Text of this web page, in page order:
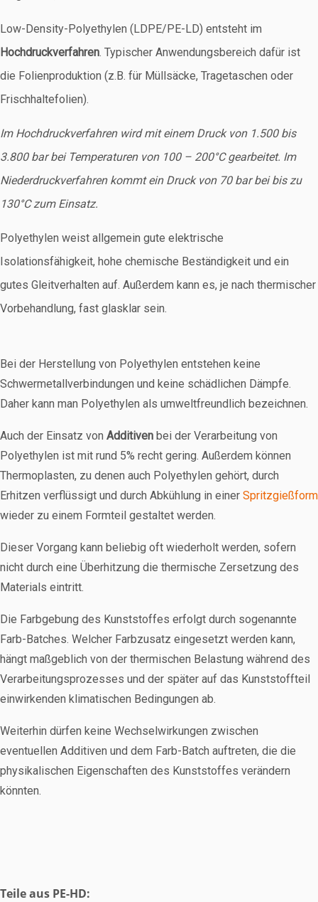
Low-Density-Polyethylen (LDPE/PE-LD) entsteht im
Hochdruckverfahren. Typischer Anwendungsbereich dafür ist
die Folienproduktion (z.B. für Müllsäcke, Tragetaschen oder
Frischhaltefolien).
Im Hochdruckverfahren wird mit einem Druck von 1.500 bis
3.800 bar bei Temperaturen von 100 – 200°C gearbeitet. Im
Niederdruckverfahren kommt ein Druck von 70 bar bei bis zu
130°C zum Einsatz.
Polyethylen weist allgemein gute elektrische
Isolationsfähigkeit, hohe chemische Beständigkeit und ein
gutes Gleitverhalten auf. Außerdem kann es, je nach thermischer
Vorbehandlung, fast glasklar sein.
Bei der Herstellung von Polyethylen entstehen keine
Schwermetallverbindungen und keine schädlichen Dämpfe.
Daher kann man Polyethylen als umweltfreundlich bezeichnen.
Auch der Einsatz von Additiven bei der Verarbeitung von
Polyethylen ist mit rund 5% recht gering. Außerdem können
Thermoplasten, zu denen auch Polyethylen gehört, durch
Erhitzen verflüssigt und durch Abkühlung in einer Spritzgießform
wieder zu einem Formteil gestaltet werden.
Dieser Vorgang kann beliebig oft wiederholt werden, sofern
nicht durch eine Überhitzung die thermische Zersetzung des
Materials eintritt.
Die Farbgebung des Kunststoffes erfolgt durch sogenannte
Farb-Batches. Welcher Farbzusatz eingesetzt werden kann,
hängt maßgeblich von der thermischen Belastung während des
Verarbeitungsprozesses und der später auf das Kunststoffteil
einwirkenden klimatischen Bedingungen ab.
Weiterhin dürfen keine Wechselwirkungen zwischen
eventuellen Additiven und dem Farb-Batch auftreten, die die
physikalischen Eigenschaften des Kunststoffes verändern
könnten.
Teile aus PE-HD: